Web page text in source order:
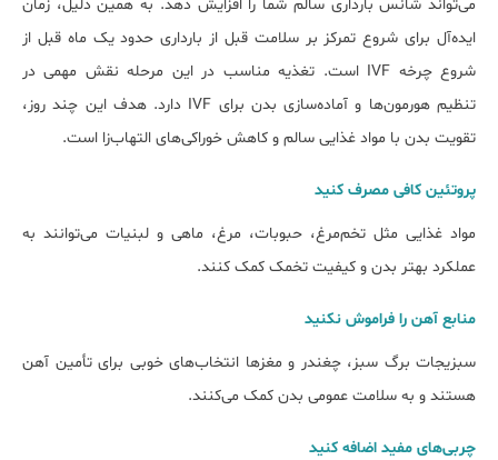
می‌تواند شانس بارداری سالم شما را افزایش دهد. به همین دلیل، زمان
ایده‌آل برای شروع تمرکز بر سلامت قبل از بارداری حدود یک ماه قبل از
شروع چرخه IVF است. تغذیه مناسب در این مرحله نقش مهمی در
تنظیم هورمون‌ها و آماده‌سازی بدن برای IVF دارد. هدف این چند روز،
تقویت بدن با مواد غذایی سالم و کاهش خوراکی‌های التهاب‌زا است.
پروتئین کافی مصرف کنید
مواد غذایی مثل تخم‌مرغ، حبوبات، مرغ، ماهی و لبنیات می‌توانند به
عملکرد بهتر بدن و کیفیت تخمک کمک کنند.
منابع آهن را فراموش نکنید
سبزیجات برگ سبز، چغندر و مغزها انتخاب‌های خوبی برای تأمین آهن
هستند و به سلامت عمومی بدن کمک می‌کنند.
چربی‌های مفید اضافه کنید